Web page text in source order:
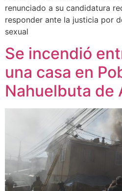
renunciado a su candidatura
responder ante la justicia por
sexual
Se incendió
una casa en
Nahuelbuta de